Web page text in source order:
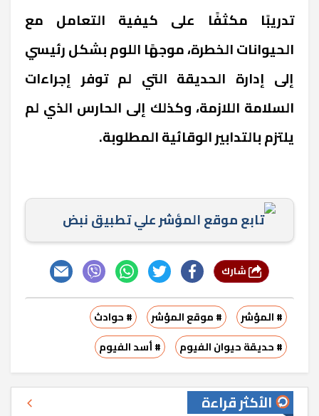
تدريبًا مكثفًا على كيفية التعامل مع
الحيوانات الخطرة، موجهًا اللوم بشكل رئيسي
إلى إدارة الحديقة التي لم توفر إجراءات
السلامة اللازمة، وكذلك إلى الحارس الذي لم
يلتزم بالتدابير الوقائية المطلوبة.
تابع موقع المؤشر علي تطبيق نبض
# المؤشر # موقع المؤشر
# حوادث
# حديقة حيوان الفيوم
# أسد الفيوم
الأكثر قراءة